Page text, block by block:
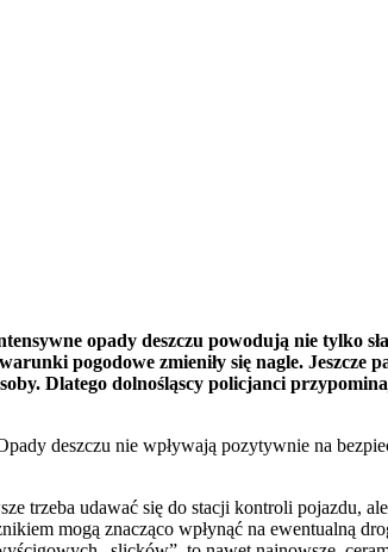
opady deszczu powodują nie tylko
pogodowe zmieniły się nagle. Jeszcze
Dlatego dolnośląscy policjanci
deszczu nie wpływają pozytywnie na
trzeba udawać się do stacji kontroli pojazdu,
mogą znacząco wpłynąć na ewentualną